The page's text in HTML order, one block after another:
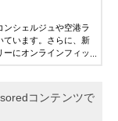
シェルジュや空港ラ
ています。さらに、新
にオンラインフィッ
コンテンツで